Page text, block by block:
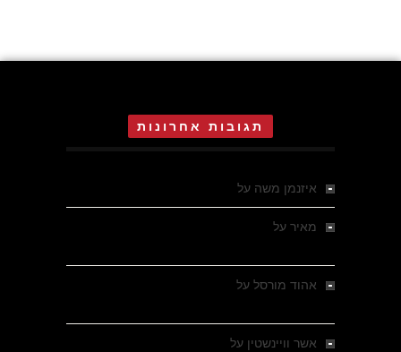
תגובות אחרונות
איזנמן משה על
מאיר על
אהוד מורסל על
אשר וויינשטין על